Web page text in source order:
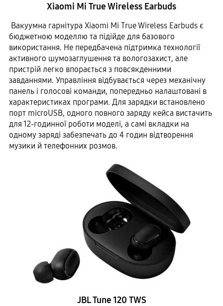
Xiaomi Mi True Wireless Earbuds
Вакуумна гарнітура Xiaomi Mi True Wireless Earbuds є
бюджетною моделлю та підійде для базового
використання. Не передбачена підтримка технології
активного шумозаглушення та вологозахист, але
пристрій легко впорається з повсякденними
завданнями. Управління відбувається через механічну
панель і голосові команди, попередньо налаштовані в
характеристиках програми. Для зарядки встановлено
порт microUSB, одного повного заряду кейса вистачить
для 12-годинної роботи моделі, а самі вкладки на
одному заряді забезпечать до 4 годин відтворення
музики й телефонних розмов.
JBL Tune 120 TWS